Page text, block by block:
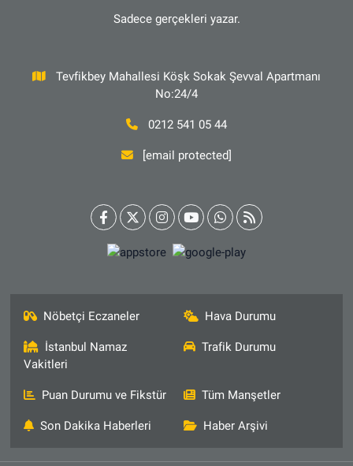
Sadece gerçekleri yazar.
Tevfikbey Mahallesi Köşk Sokak Şevval Apartmanı
No:24/4
0212 541 05 44
[email protected]
Nöbetçi Eczaneler Hava Durumu
İstanbul Namaz
Vakitleri
Trafik Durumu
Puan Durumu ve Fikstür Tüm Manşetler
Son Dakika Haberleri Haber Arşivi